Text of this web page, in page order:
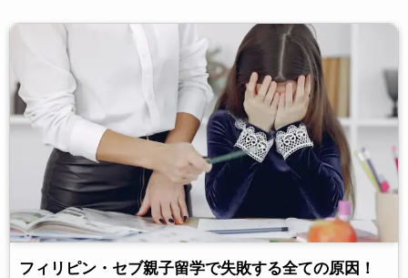
フィリピン・セブ親子留学で失敗する全ての原因！